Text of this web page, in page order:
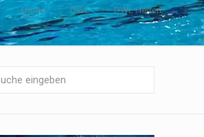
Home DWL DWL Herren